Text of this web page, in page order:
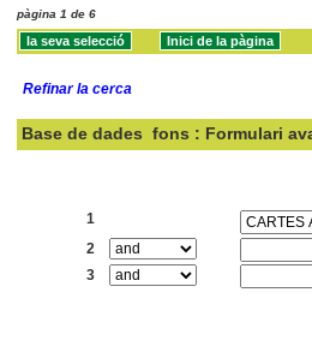
pàgina 1 de 6
Refinar la cerca
Base de dades fons : Formulari
1
2
3